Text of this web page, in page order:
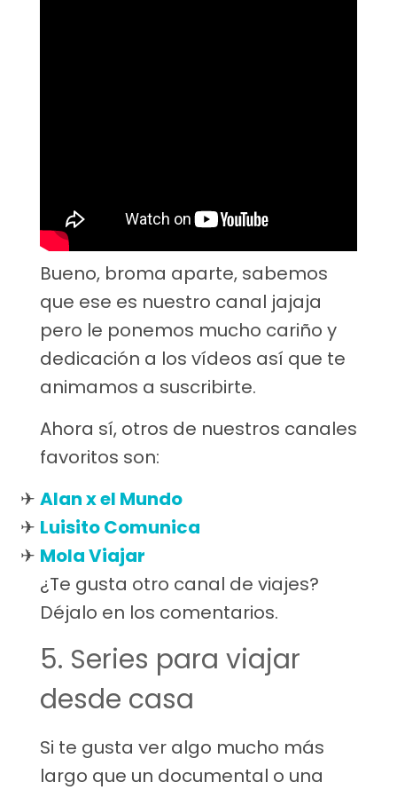
Bueno, broma aparte, sabemos
que ese es nuestro canal jajaja
pero le ponemos mucho cariño y
dedicación a los vídeos así que te
animamos a suscribirte.
Ahora sí, otros de nuestros canales
favoritos son:
Alan x el Mundo
Luisito Comunica
Mola Viajar
¿Te gusta otro canal de viajes?
Déjalo en los comentarios.
5. Series para viajar
desde casa
Si te gusta ver algo mucho más
largo que un documental o una